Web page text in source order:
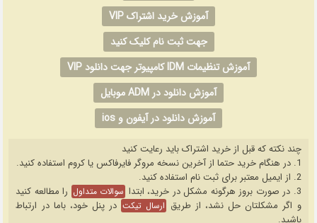
آموزش خرید اشتراک VIP
جهت ثبت نام کلیک کنید
آموزش تنظیمات IDM کامپیوتر جهت دانلود VIP
آموزش دانلود در ADM موبایل
آموزش دانلود در آیفون و ios
چند نکته که قبل از خرید اشتراک باید رعایت کنید
1. در هنگام خرید حتما از آخرین نسخه مروگر فایرفاکس یا کروم استفاده کنید.
2. از ایمیل معتبر برای ثبت نام استفاده کنید.
3. در صورت بروز هرگونه مشکل در خرید، ابتدا
سوالات متداول را مطالعه کنید
و اگر مشکلتان حل نشد، از طریق ارسال تیکت در پنل خود، باما در ارتباط
باشید.